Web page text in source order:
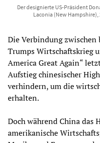
Der designierte US-Präsident
Laconia (New Hampshire),
Die Verbindung zwischen
Trumps Wirtschaftskrieg
America Great Again“
Aufstieg chinesischer
verhindern, um die
erhalten.
Doch während China das
amerikanische